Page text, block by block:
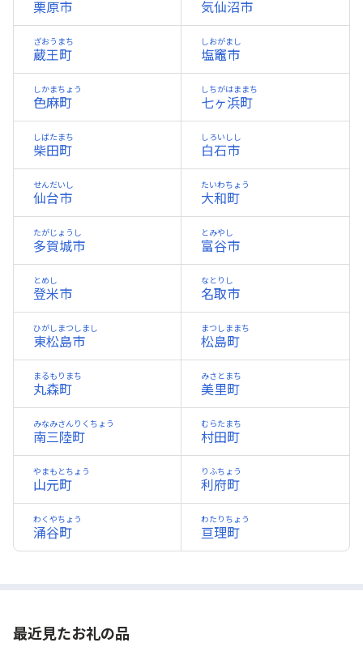
栗原市 気仙沼市
蔵王町
ざおうまち
塩竈市
しおがまし
色麻町
しかまちょう
七ヶ浜町
しちがはままち
柴田町
しばたまち
白石市
しろいしし
仙台市
せんだいし
大和町
たいわちょう
多賀城市
たがじょうし
富谷市
とみやし
登米市
とめし
名取市
なとりし
東松島市
ひがしまつしまし
松島町
まつしままち
丸森町
まるもりまち
美里町
みさとまち
南三陸町
みなみさんりくちょう
村田町
むらたまち
山元町
やまもとちょう
利府町
りふちょう
涌谷町
わくやちょう
亘理町
わたりちょう
最近見たお礼の品